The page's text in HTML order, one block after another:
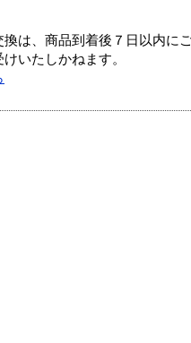
は、商品到着後７日以内に
いたしかねます。